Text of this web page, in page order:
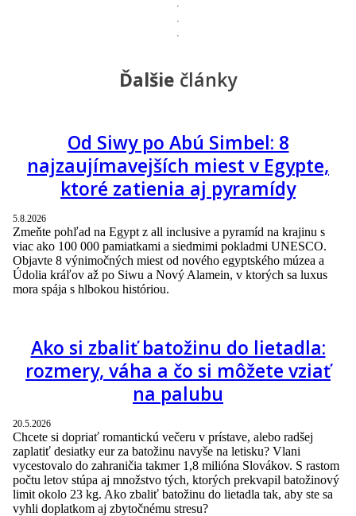
Ďalšie články
Od Siwy po Abú Simbel: 8
najzaujímavejších miest v Egypte,
ktoré zatienia aj pyramídy
5.8.2026
Zmeňte pohľad na Egypt z all inclusive a pyramíd na krajinu s
viac ako 100 000 pamiatkami a siedmimi pokladmi UNESCO.
Objavte 8 výnimočných miest od nového egyptského múzea a
Údolia kráľov až po Siwu a Nový Alamein, v ktorých sa luxus
mora spája s hlbokou históriou.
Ako si zbaliť batožinu do lietadla:
rozmery, váha a čo si môžete vziať
na palubu
20.5.2026
Chcete si dopriať romantickú večeru v prístave, alebo radšej
zaplatiť desiatky eur za batožinu navyše na letisku? Vlani
vycestovalo do zahraničia takmer 1,8 milióna Slovákov. S rastom
počtu letov stúpa aj množstvo tých, ktorých prekvapil batožinový
limit okolo 23 kg. Ako zbaliť batožinu do lietadla tak, aby ste sa
vyhli doplatkom aj zbytočnému stresu?